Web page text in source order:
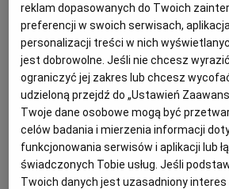
PŁOCK
POZNAŃ
RADOM
RYBNIK
POGODA
PODRÓŻE
WIDEO
FORUM
Skąd wyniosłeś miłość do
Z domu. Moja mama bardzo
tym cała moja rodzina jest
domu zawsze mówiło się o
restauracjach więc od początku
kierunek, który chce obrać. A w
praca szefa kuchni daje możliwość
zwiedzania świata.
reklam dopasowanych do Twoich
preferencji w swoich serwisach,
personalizacji treści w nich
jest dobrowolne. Jeśli nie chcesz
ograniczyć jej zakres lub chcesz
udzieloną przejdź do „Ustawień
Twoje dane osobowe mogą być
celów badania i mierzenia informacji
funkcjonowania serwisów i aplikacji lub
świadczonych Tobie usług. Jeśli
Twoich danych jest uzasadniony interes